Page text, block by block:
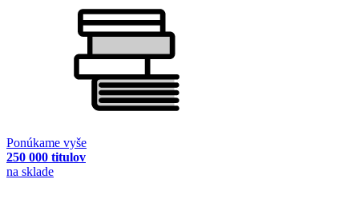
Ponúkame vyše
250 000 titulov
na sklade